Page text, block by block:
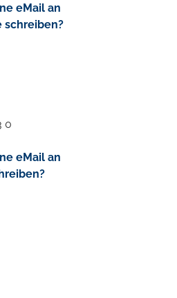
eMail an
schreiben?
0
eMail an